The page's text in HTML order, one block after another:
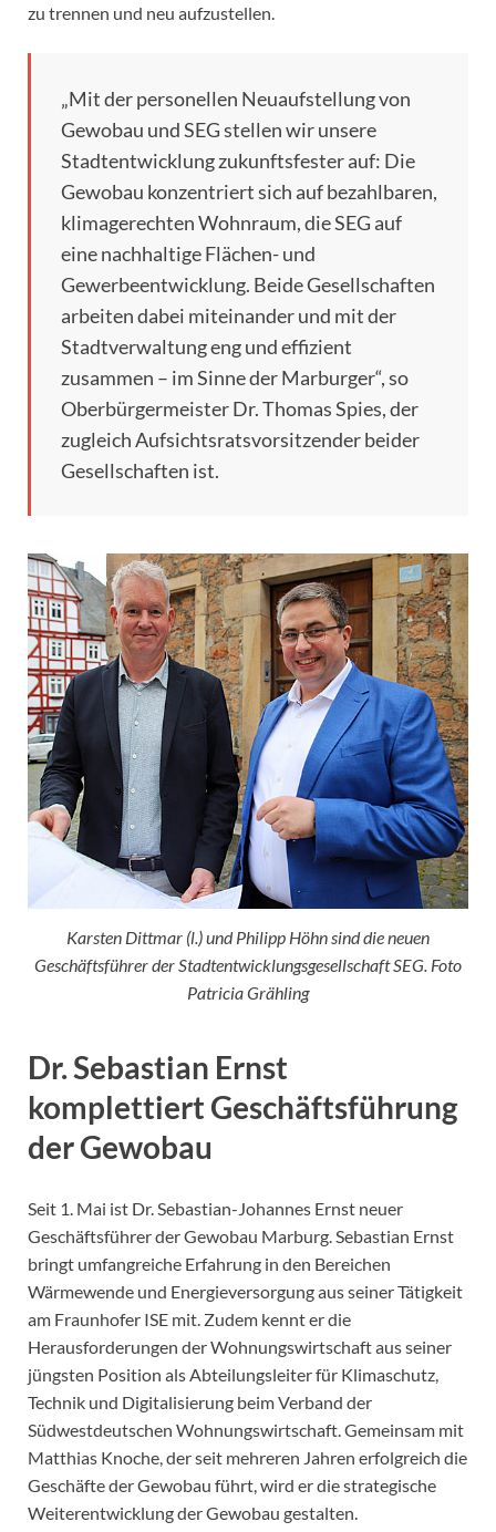
zu trennen und neu aufzustellen.
„Mit der personellen Neuaufstellung von
Gewobau und SEG stellen wir unsere
Stadtentwicklung zukunftsfester auf: Die
Gewobau konzentriert sich auf bezahlbaren,
klimagerechten Wohnraum, die SEG auf
eine nachhaltige Flächen- und
Gewerbeentwicklung. Beide Gesellschaften
arbeiten dabei miteinander und mit der
Stadtverwaltung eng und effizient
zusammen – im Sinne der Marburger“, so
Oberbürgermeister Dr. Thomas Spies, der
zugleich Aufsichtsratsvorsitzender beider
Gesellschaften ist.
Karsten Dittmar (l.) und Philipp Höhn sind die neuen
Geschäftsführer der Stadtentwicklungsgesellschaft SEG. Foto
Patricia Grähling
Dr. Sebastian Ernst
komplettiert Geschäftsführung
der Gewobau
Seit 1. Mai ist Dr. Sebastian-Johannes Ernst neuer
Geschäftsführer der Gewobau Marburg. Sebastian Ernst
bringt umfangreiche Erfahrung in den Bereichen
Wärmewende und Energieversorgung aus seiner Tätigkeit
am Fraunhofer ISE mit. Zudem kennt er die
Herausforderungen der Wohnungswirtschaft aus seiner
jüngsten Position als Abteilungsleiter für Klimaschutz,
Technik und Digitalisierung beim Verband der
Südwestdeutschen Wohnungswirtschaft. Gemeinsam mit
Matthias Knoche, der seit mehreren Jahren erfolgreich die
Geschäfte der Gewobau führt, wird er die strategische
Weiterentwicklung der Gewobau gestalten.